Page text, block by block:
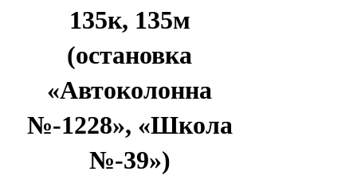
135к, 135м
(остановка
«Автоколонна
№-1228», «Школа
№-39»)